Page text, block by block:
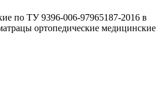
по ТУ 9396-006-97965187-2016 в
ортопедические медицинские